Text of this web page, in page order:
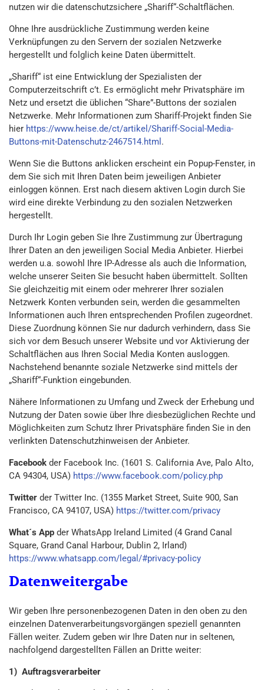
nutzen wir die datenschutzsichere „Shariff“-Schaltflächen.
Ohne Ihre ausdrückliche Zustimmung werden keine
Verknüpfungen zu den Servern der sozialen Netzwerke
hergestellt und folglich keine Daten übermittelt.
„Shariff“ ist eine Entwicklung der Spezialisten der
Computerzeitschrift c’t. Es ermöglicht mehr Privatsphäre im
Netz und ersetzt die üblichen “Share”-Buttons der sozialen
Netzwerke. Mehr Informationen zum Shariff-Projekt finden Sie
hier https://www.heise.de/ct/artikel/Shariff-Social-Media-
Buttons-mit-Datenschutz-2467514.html .
Wenn Sie die Buttons anklicken erscheint ein Popup-Fenster, in
dem Sie sich mit Ihren Daten beim jeweiligen Anbieter
einloggen können. Erst nach diesem aktiven Login durch Sie
wird eine direkte Verbindung zu den sozialen Netzwerken
hergestellt.
Durch Ihr Login geben Sie Ihre Zustimmung zur Übertragung
Ihrer Daten an den jeweiligen Social Media Anbieter. Hierbei
werden u.a. sowohl Ihre IP-Adresse als auch die Information,
welche unserer Seiten Sie besucht haben übermittelt. Sollten
Sie gleichzeitig mit einem oder mehrerer Ihrer sozialen
Netzwerk Konten verbunden sein, werden die gesammelten
Informationen auch Ihren entsprechenden Profilen zugeordnet.
Diese Zuordnung können Sie nur dadurch verhindern, dass Sie
sich vor dem Besuch unserer Website und vor Aktivierung der
Schaltflächen aus Ihren Social Media Konten ausloggen.
Nachstehend benannte soziale Netzwerke sind mittels der
„Shariff“-Funktion eingebunden.
Nähere Informationen zu Umfang und Zweck der Erhebung und
Nutzung der Daten sowie über Ihre diesbezüglichen Rechte und
Möglichkeiten zum Schutz Ihrer Privatsphäre finden Sie in den
verlinkten Datenschutzhinweisen der Anbieter.
Facebook der Facebook Inc. (1601 S. California Ave, Palo Alto,
CA 94304, USA) https://www.facebook.com/policy.php
Twitter der Twitter Inc. (1355 Market Street, Suite 900, San
Francisco, CA 94107, USA) https://twitter.com/privacy
What´s App der WhatsApp Ireland Limited (4 Grand Canal
Square, Grand Canal Harbour, Dublin 2, Irland)
https://www.whatsapp.com/legal/#privacy-policy
Datenweitergabe
Wir geben Ihre personenbezogenen Daten in den oben zu den
einzelnen Datenverarbeitungsvorgängen speziell genannten
Fällen weiter. Zudem geben wir Ihre Daten nur in seltenen,
nachfolgend dargestellten Fällen an Dritte weiter:
1) Auftragsverarbeiter